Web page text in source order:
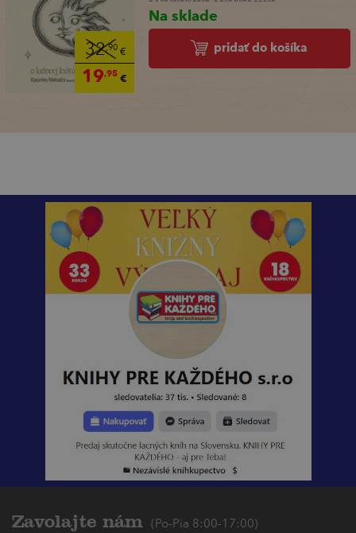
32,90€
19,95€
Na sklade
pridať do košíka
Zavolajte nám (Po-Pia 8:00-17:00)